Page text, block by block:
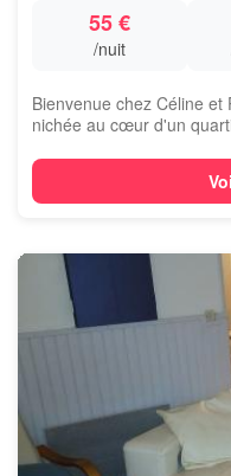
55 €
/nuit
Bienvenue chez Céline
nichée au cœur d'un